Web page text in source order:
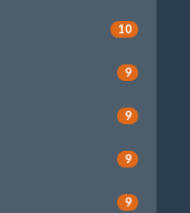
10
9
9
9
9